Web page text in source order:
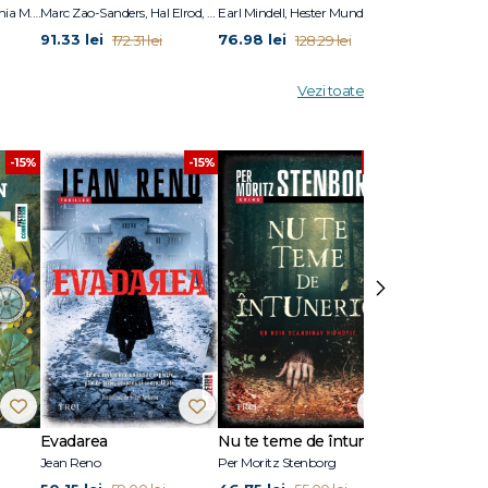
Marc Zao-Sanders, Fuschia M. Sirois Marc Zao-Sanders, Hal Elrod, Rob Dial
91.33 lei 172.31 lei 76.98 lei 128.29 lei
Vezi toate
-15% -15%
Evadarea
Jean Reno
Nu te teme de întuneric
Per Moritz Stenborg
›